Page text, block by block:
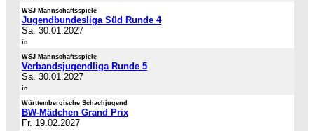
WSJ Mannschaftsspiele
Jugendbundesliga Süd Runde 4
Sa. 30.01.2027
in
WSJ Mannschaftsspiele
Verbandsjugendliga Runde 5
Sa. 30.01.2027
in
Württembergische Schachjugend
BW-Mädchen Grand Prix
Fr. 19.02.2027